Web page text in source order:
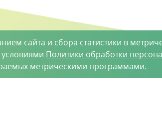
сайта и сбора статистики в
Политики обработки
метрическими программами.